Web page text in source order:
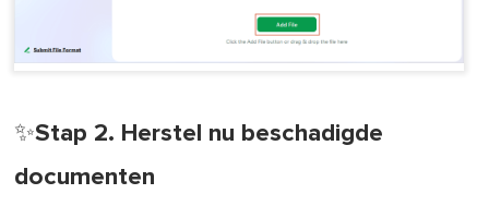
✨Stap 2. Herstel nu beschadigde
documenten